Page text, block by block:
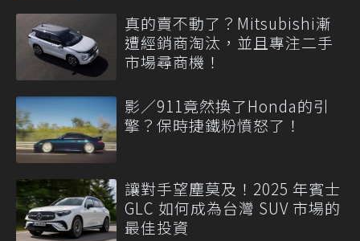
真的賣不動了？Mitsubishi漸
遭經銷商淘汰，並且專注二手
市場尋商機！
影／911竟然換了Honda的引
擎？保時捷鐵粉憤怒了！
讓對手望塵莫及！2025 年賓士
GLC 如何成為台灣 SUV 市場的
最佳投資